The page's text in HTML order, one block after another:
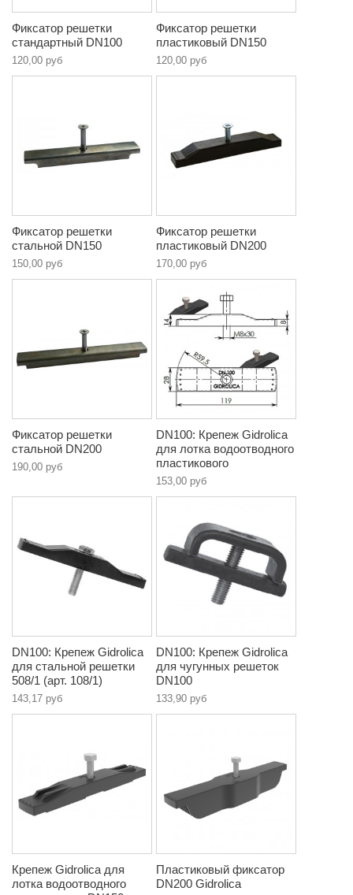
Фиксатор решетки
стандартный DN100
120,00 руб
Фиксатор решетки
пластиковый DN150
120,00 руб
Фиксатор решетки
стальной DN150
150,00 руб
Фиксатор решетки
пластиковый DN200
170,00 руб
Фиксатор решетки
стальной DN200
190,00 руб
DN100: Крепеж Gidrolica
для лотка водоотводного
пластикового
153,00 руб
DN100: Крепеж Gidrolica
для стальной решетки
508/1 (арт. 108/1)
143,17 руб
DN100: Крепеж Gidrolica
для чугунных решеток
DN100
133,90 руб
Крепеж Gidrolica для
лотка водоотводного
Пластиковый фиксатор
DN200 Gidrolica